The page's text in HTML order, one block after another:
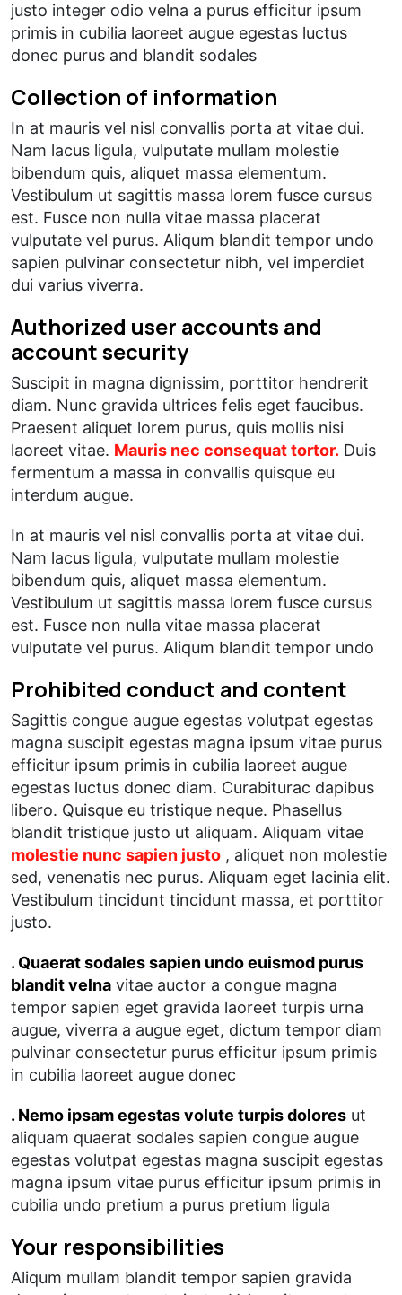
justo integer odio velna a purus efficitur ipsum
primis in cubilia laoreet augue egestas luctus
donec purus and blandit sodales
Collection of information
In at mauris vel nisl convallis porta at vitae dui.
Nam lacus ligula, vulputate mullam molestie
bibendum quis, aliquet massa elementum.
Vestibulum ut sagittis massa lorem fusce cursus
est. Fusce non nulla vitae massa placerat
vulputate vel purus. Aliqum blandit tempor undo
sapien pulvinar consectetur nibh, vel imperdiet
dui varius viverra.
Authorized user accounts and
account security
Suscipit in magna dignissim, porttitor hendrerit
diam. Nunc gravida ultrices felis eget faucibus.
Praesent aliquet lorem purus, quis mollis nisi
laoreet vitae. Mauris nec consequat tortor. Duis
fermentum a massa in convallis quisque eu
interdum augue.
In at mauris vel nisl convallis porta at vitae dui.
Nam lacus ligula, vulputate mullam molestie
bibendum quis, aliquet massa elementum.
Vestibulum ut sagittis massa lorem fusce cursus
est. Fusce non nulla vitae massa placerat
vulputate vel purus. Aliqum blandit tempor undo
Prohibited conduct and content
Sagittis congue augue egestas volutpat egestas
magna suscipit egestas magna ipsum vitae purus
efficitur ipsum primis in cubilia laoreet augue
egestas luctus donec diam. Curabiturac dapibus
libero. Quisque eu tristique neque. Phasellus
blandit tristique justo ut aliquam. Aliquam vitae
molestie nunc sapien justo , aliquet non molestie
sed, venenatis nec purus. Aliquam eget lacinia elit.
Vestibulum tincidunt tincidunt massa, et porttitor
justo.
. Quaerat sodales sapien undo euismod purus
blandit velna vitae auctor a congue magna
tempor sapien eget gravida laoreet turpis urna
augue, viverra a augue eget, dictum tempor diam
pulvinar consectetur purus efficitur ipsum primis
in cubilia laoreet augue donec
. Nemo ipsam egestas volute turpis dolores ut
aliquam quaerat sodales sapien congue augue
egestas volutpat egestas magna suscipit egestas
magna ipsum vitae purus efficitur ipsum primis in
cubilia undo pretium a purus pretium ligula
Your responsibilities
Aliqum mullam blandit tempor sapien gravida